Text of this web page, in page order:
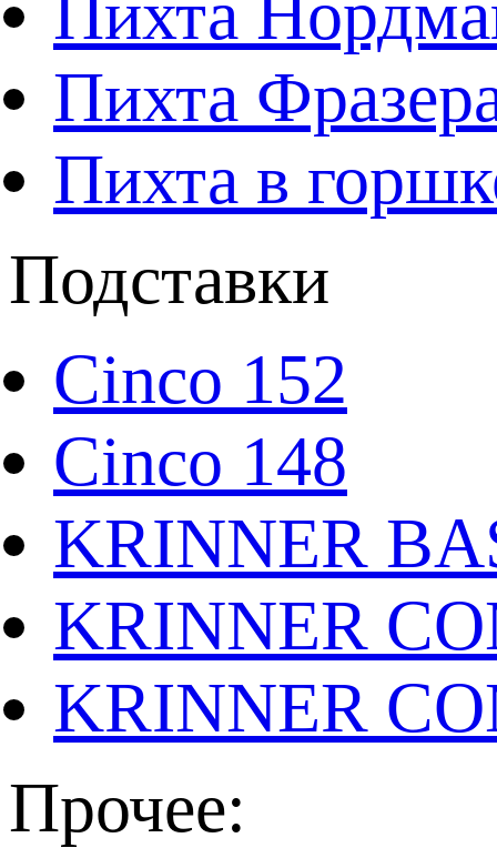
Пихта
Пихта в
Подставки
Cinco 152
Cinco 148
KRINNER
KRINNER
KRINNER
Прочее: